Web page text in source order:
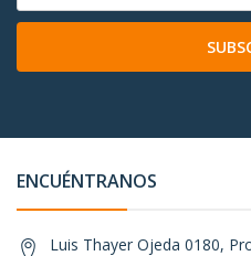
ENCUÉNTRANOS
Luis Thayer Ojeda 0180,